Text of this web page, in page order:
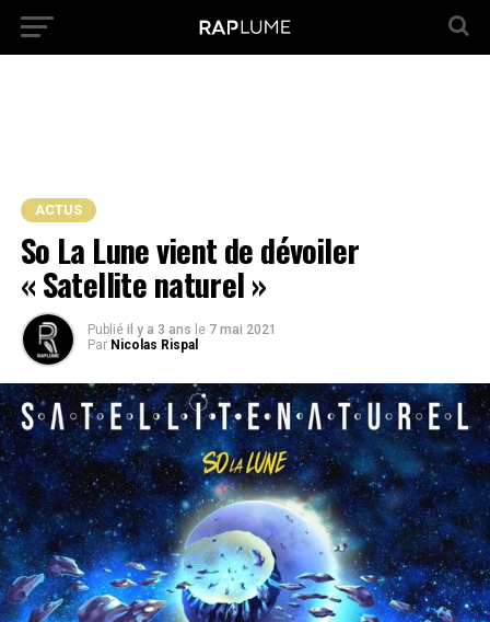
ACTUS
So La Lune vient de dévoiler
« Satellite naturel »
Publié il y a 3 ans le 7 mai 2021
Par Nicolas Rispal